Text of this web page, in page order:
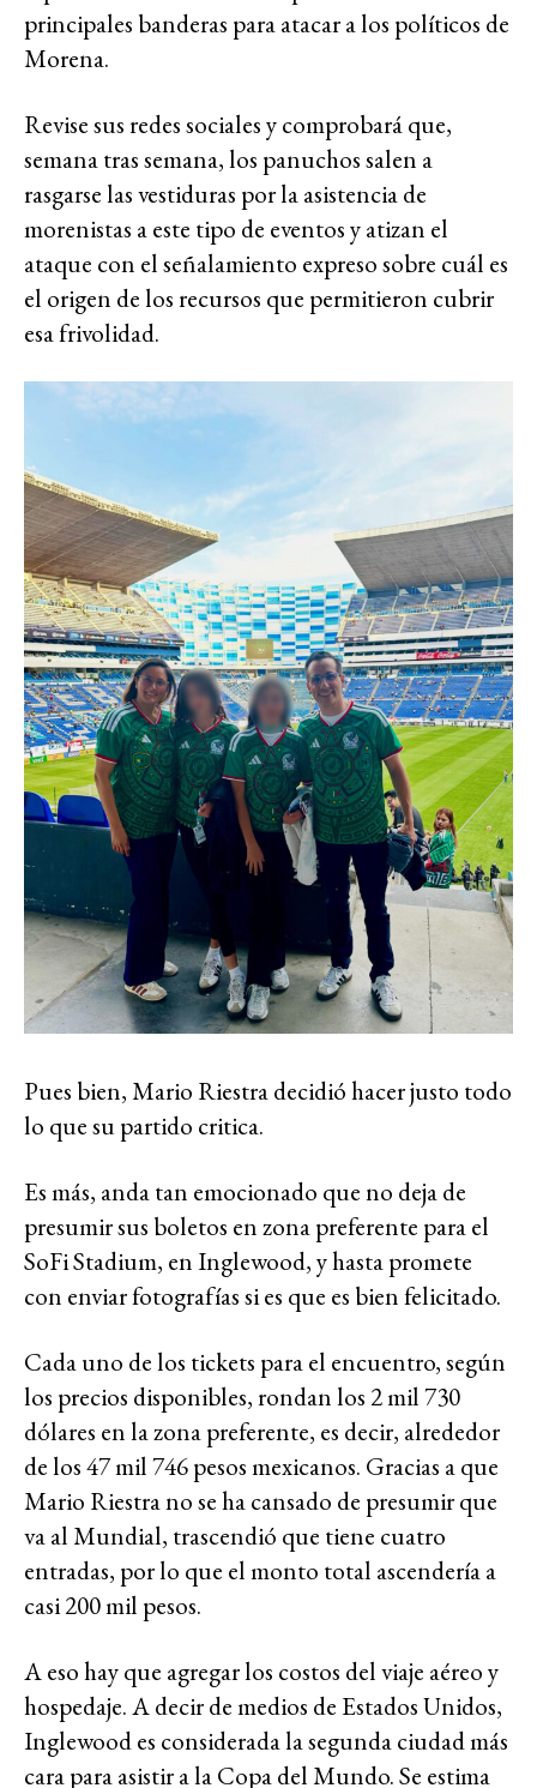
principales banderas para atacar a los políticos de
Morena.
Revise sus redes sociales y comprobará que,
semana tras semana, los panuchos salen a
rasgarse las vestiduras por la asistencia de
morenistas a este tipo de eventos y atizan el
ataque con el señalamiento expreso sobre cuál es
el origen de los recursos que permitieron cubrir
esa frivolidad.
Pues bien, Mario Riestra decidió hacer justo todo
lo que su partido critica.
Es más, anda tan emocionado que no deja de
presumir sus boletos en zona preferente para el
SoFi Stadium, en Inglewood, y hasta promete
con enviar fotografías si es que es bien felicitado.
Cada uno de los tickets para el encuentro, según
los precios disponibles, rondan los 2 mil 730
dólares en la zona preferente, es decir, alrededor
de los 47 mil 746 pesos mexicanos. Gracias a que
Mario Riestra no se ha cansado de presumir que
va al Mundial, trascendió que tiene cuatro
entradas, por lo que el monto total ascendería a
casi 200 mil pesos.
A eso hay que agregar los costos del viaje aéreo y
hospedaje. A decir de medios de Estados Unidos,
Inglewood es considerada la segunda ciudad más
cara para asistir a la Copa del Mundo. Se estima